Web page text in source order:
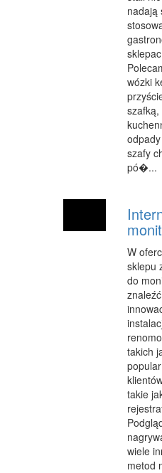
SALONY
SPRZĘT
nadają
wózki
szafy
pó�...
W
sklepu
do
takich
takie
wiele
metod